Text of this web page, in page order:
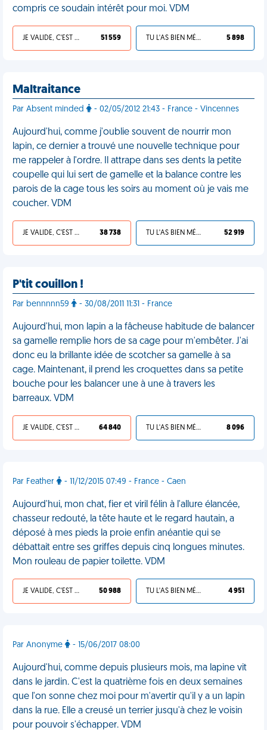
compris ce soudain intérêt pour moi. VDM
JE VALIDE, C'EST UNE VDM 51 559 TU L'AS BIEN MÉRITÉ 5 898
Maltraitance
Par Absent minded - 02/05/2012 21:43 - France - Vincennes
Aujourd'hui, comme j'oublie souvent de nourrir mon
lapin, ce dernier a trouvé une nouvelle technique pour
me rappeler à l'ordre. Il attrape dans ses dents la petite
coupelle qui lui sert de gamelle et la balance contre les
parois de la cage tous les soirs au moment où je vais me
coucher. VDM
JE VALIDE, C'EST UNE VDM 38 738 TU L'AS BIEN MÉRITÉ 52 919
P'tit couillon !
Par bennnnn59 - 30/08/2011 11:31 - France
Aujourd'hui, mon lapin a la fâcheuse habitude de balancer
sa gamelle remplie hors de sa cage pour m'embêter. J'ai
donc eu la brillante idée de scotcher sa gamelle à sa
cage. Maintenant, il prend les croquettes dans sa petite
bouche pour les balancer une à une à travers les
barreaux. VDM
JE VALIDE, C'EST UNE VDM 64 840 TU L'AS BIEN MÉRITÉ 8 096
Par Feather - 11/12/2015 07:49 - France - Caen
Aujourd'hui, mon chat, fier et viril félin à l'allure élancée,
chasseur redouté, la tête haute et le regard hautain, a
déposé à mes pieds la proie enfin anéantie qui se
débattait entre ses griffes depuis cinq longues minutes.
Mon rouleau de papier toilette. VDM
JE VALIDE, C'EST UNE VDM 50 988 TU L'AS BIEN MÉRITÉ 4 951
Par Anonyme - 15/06/2017 08:00
Aujourd'hui, comme depuis plusieurs mois, ma lapine vit
dans le jardin. C'est la quatrième fois en deux semaines
que l'on sonne chez moi pour m'avertir qu'il y a un lapin
dans la rue. Elle a creusé un terrier jusqu'à chez le voisin
pour pouvoir s'échapper. VDM